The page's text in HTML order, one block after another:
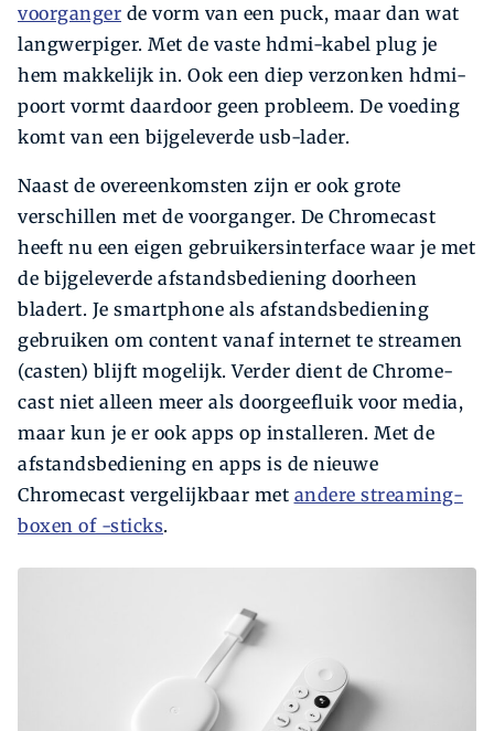
voorganger de vorm van een puck, maar dan wat
langwerpiger. Met de vaste hdmi-kabel plug je
hem makkelijk in. Ook een diep verzonken hdmi-
poort vormt daardoor geen probleem. De voeding
komt van een bijgeleverde usb-lader.
Naast de overeenkomsten zijn er ook grote
verschillen met de voorganger. De Chromecast
heeft nu een eigen gebruikersinterface waar je met
de bijgeleverde afstandsbediening doorheen
bladert. Je ­smart­­phone als afstandsbediening
gebruiken om content vanaf internet te streamen
(casten) blijft mogelijk. Verder dient de Chrome­
cast niet alleen meer als doorgeefluik voor media,
maar kun je er ook apps op installeren. Met de
afstandsbediening en apps is de nieuwe
Chromecast vergelijkbaar met andere streaming-
boxen of -sticks.